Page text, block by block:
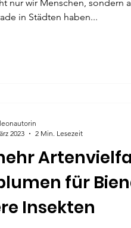
nur wir Menschen, sondern
in Städten haben...
für
Insekten
2023
2 Min. Lesezeit